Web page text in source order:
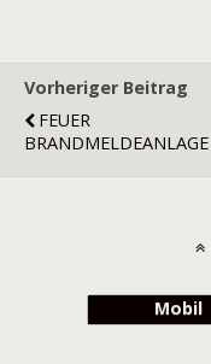
Vorheriger Beitrag
FEUER
BRANDMELDEANLAGE
Mobil